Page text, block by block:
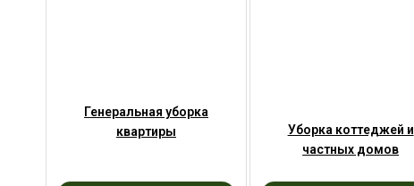
Генеральная уборка
квартиры
Уборка коттеджей и
частных домов